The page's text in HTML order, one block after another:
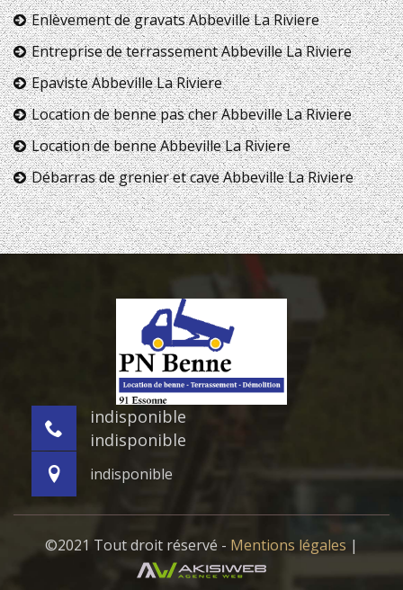
Enlèvement de gravats Abbeville La Riviere
Entreprise de terrassement Abbeville La Riviere
Epaviste Abbeville La Riviere
Location de benne pas cher Abbeville La Riviere
Location de benne Abbeville La Riviere
Débarras de grenier et cave Abbeville La Riviere
indisponible
indisponible
indisponible
©2021 Tout droit réservé - Mentions légales |